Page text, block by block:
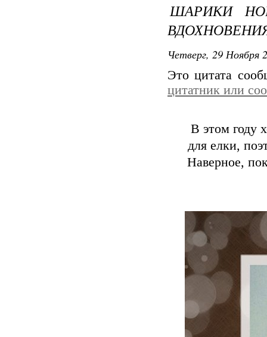
ШАРИКИ
Четверг, 29 Ноября
Это цитата
цитатник или
В этом году
для елки,
Наверное,